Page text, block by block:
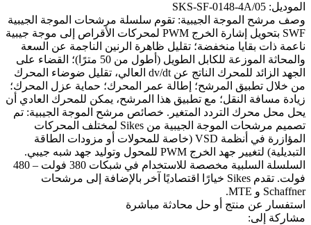
الموديل: SKS-SF-0148-4A/05
وصف مرشح الموجة الجيبية: تقوم سلسلة مرشحات الموجة الجيبية
SWF بتحويل إشارة الخرج PWM لمحركات الأقراص إلى موجة جيبية
ناعمة ذات بقايا منخفضة؛ تقليل ظاهرة الرنين الناجمة عن السعة
والمحاثة الموزعة للكابل الطويل (أطول من 50 مترًا)؛ القضاء على
الجهد الزائد للمحرك الناتج عن dv/dt العالي، تقليل ضوضاء المحرك
من خلال تطبيق المرشح؛ إطالة عمر المحرك؛ حماية عزل المحرك؛
زيادة مسافة النقل؛ مع تطبيق هذا المرشح، يمكن للمحرك العادي أن
يحل محل محرك التردد المتغير. خصائص مرشح الموجة الجيبية: تم
تصميم مرشحات الموجة الجيبية من Sikes لمختلف المحركات
المؤازرة في أنظمة VSD (خاصة للمحولات أو مزودات الطاقة
التبديلية) لتغيير جهد الخرج PWM للمحول وتوليد جهد شبه جيبي.
السلسلة السلبية مخصصة للاستخدام في شبكات 380 فولت – 480
فولت. تقدم Sikes خيارًا اقتصاديًا آخر بالإضافة إلى مرشحات
Schaffner و MTE.
استفسار عن منتج أو حل محادثة مباشرة
مشاركة إلى: